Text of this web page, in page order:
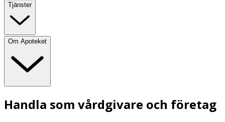
Tjänster
Om Apoteket
Handla som vårdgivare och företag